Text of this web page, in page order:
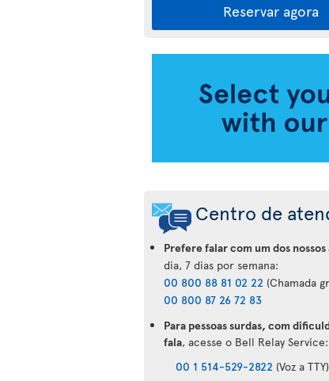
Reservar agora
Centro de
Prefere falar com um dos nossos
dia, 7 dias por semana:
00 800 88 81 02 22 (Chamada
00 800 87 26 72 83
Para pessoas surdas, com
fala, acesse o Bell Relay Service:
00 1 514-529-2822 (Voz a TTY)